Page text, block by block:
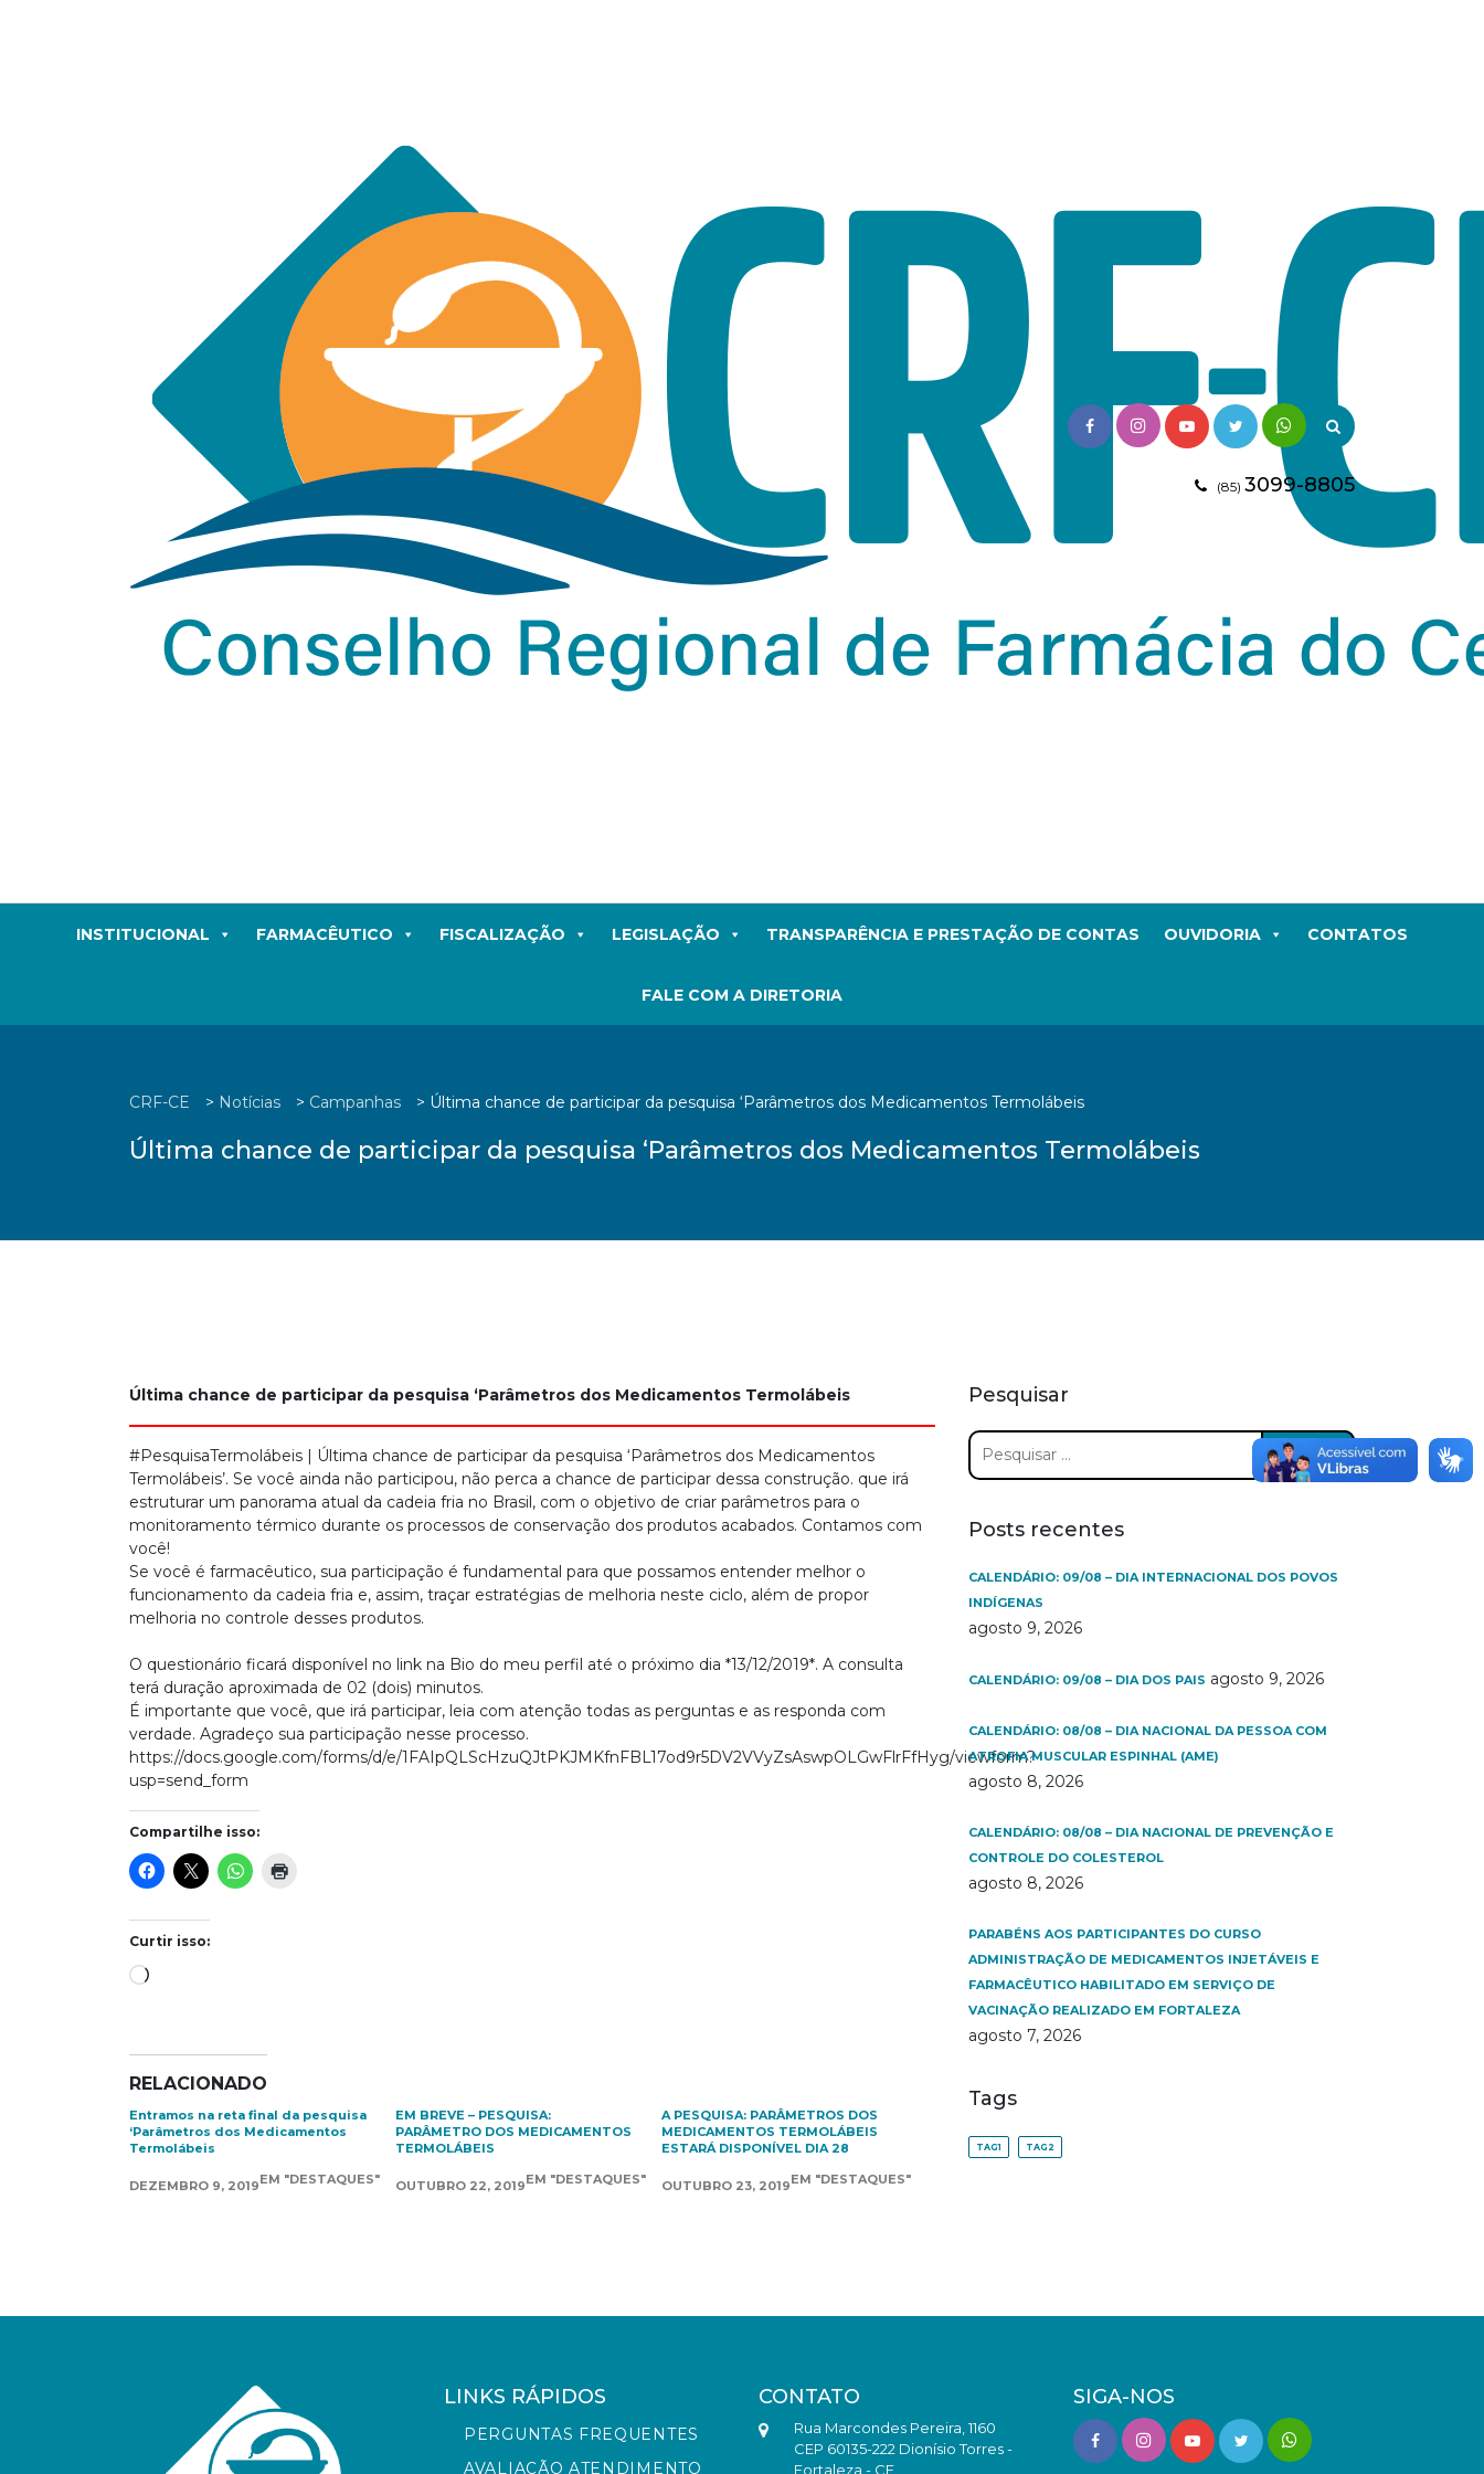
(85) 3099-8805
INSTITUCIONAL FARMACÊUTICO FISCALIZAÇÃO LEGISLAÇÃO TRANSPARÊNCIA E PRESTAÇÃO DE CONTAS OUVIDORIA CONTATOS
FALE COM A DIRETORIA
CRF-CE > Notícias > Campanhas > Última chance de participar da pesquisa ‘Parâmetros dos Medicamentos Termolábeis
Última chance de participar da pesquisa ‘Parâmetros dos Medicamentos Termolábeis
Última chance de participar da pesquisa ‘Parâmetros dos Medicamentos Termolábeis
#PesquisaTermolábeis | Última chance de participar da pesquisa ‘Parâmetros dos Medicamentos
Termolábeis’. Se você ainda não participou, não perca a chance de participar dessa construção. que irá
estruturar um panorama atual da cadeia fria no Brasil, com o objetivo de criar parâmetros para o
monitoramento térmico durante os processos de conservação dos produtos acabados. Contamos com
você!⠀⠀⠀⠀⠀⠀⠀⠀⠀
Se você é farmacêutico, sua participação é fundamental para que possamos entender melhor o
funcionamento da cadeia fria e, assim, traçar estratégias de melhoria neste ciclo, além de propor
melhoria no controle desses produtos.
O questionário ficará disponível no link na Bio do meu perfil até o próximo dia *13/12/2019*. A consulta
terá duração aproximada de 02 (dois) minutos.
É importante que você, que irá participar, leia com atenção todas as perguntas e as responda com
verdade. Agradeço sua participação nesse processo.
https://docs.google.com/forms/d/e/1FAIpQLScHzuQJtPKJMKfnFBL17od9r5DV2VVyZsAswpOLGwFlrFfHyg/viewform?
usp=send_form
Compartilhe isso:
Curtir isso:
Carregando...
RELACIONADO
Entramos na reta final da pesquisa
‘Parâmetros dos Medicamentos
Termolábeis
DEZEMBRO 9, 2019EM "DESTAQUES"
EM BREVE – PESQUISA:
PARÂMETRO DOS MEDICAMENTOS
TERMOLÁBEIS
OUTUBRO 22, 2019EM "DESTAQUES"
A PESQUISA: PARÂMETROS DOS
MEDICAMENTOS TERMOLÁBEIS
ESTARÁ DISPONÍVEL DIA 28
OUTUBRO 23, 2019EM "DESTAQUES"
Pesquisar
Pesquisar
por:
Posts recentes
CALENDÁRIO: 09/08 – DIA INTERNACIONAL DOS POVOS
INDÍGENAS
agosto 9, 2026
CALENDÁRIO: 09/08 – DIA DOS PAIS agosto 9, 2026
CALENDÁRIO: 08/08 – DIA NACIONAL DA PESSOA COM
ATROFIA MUSCULAR ESPINHAL (AME)
agosto 8, 2026
CALENDÁRIO: 08/08 – DIA NACIONAL DE PREVENÇÃO E
CONTROLE DO COLESTEROL
agosto 8, 2026
PARABÉNS AOS PARTICIPANTES DO CURSO
ADMINISTRAÇÃO DE MEDICAMENTOS INJETÁVEIS E
FARMACÊUTICO HABILITADO EM SERVIÇO DE
VACINAÇÃO REALIZADO EM FORTALEZA
agosto 7, 2026
Tags
TAG1 TAG2
LINKS RÁPIDOS
PERGUNTAS FREQUENTES
AVALIAÇÃO ATENDIMENTO
CONTATO
Rua Marcondes Pereira, 1160
CEP 60135-222 Dionísio Torres -
Fortaleza - CE
SIGA-NOS